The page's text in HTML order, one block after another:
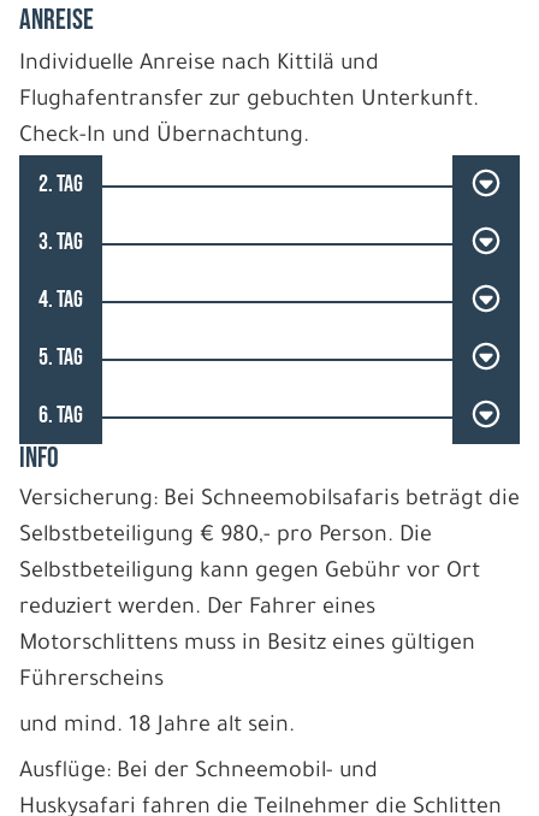
ANREISE
Individuelle Anreise nach Kittilä und
Flughafentransfer zur gebuchten Unterkunft.
Check-In und Übernachtung.
2. TAG
3. TAG
4. TAG
5. TAG
6. TAG
INFO
Versicherung: Bei Schneemobilsafaris beträgt die
Selbstbeteiligung € 980,- pro Person. Die
Selbstbeteiligung kann gegen Gebühr vor Ort
reduziert werden. Der Fahrer eines
Motorschlittens muss in Besitz eines gültigen
Führerscheins
und mind. 18 Jahre alt sein.
Ausflüge: Bei der Schneemobil- und
Huskysafari fahren die Teilnehmer die Schlitten